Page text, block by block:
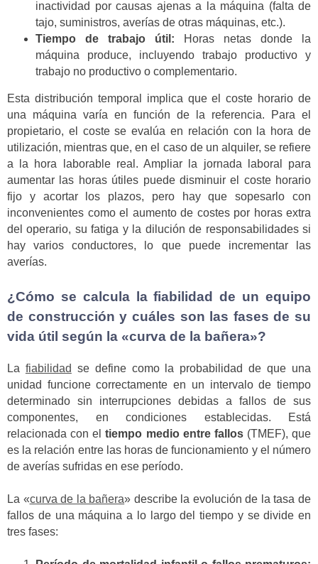
inactividad por causas ajenas a la máquina (falta de
tajo, suministros, averías de otras máquinas, etc.).
Tiempo de trabajo útil: Horas netas donde la
máquina produce, incluyendo trabajo productivo y
trabajo no productivo o complementario.
Esta distribución temporal implica que el coste horario de
una máquina varía en función de la referencia. Para el
propietario, el coste se evalúa en relación con la hora de
utilización, mientras que, en el caso de un alquiler, se refiere
a la hora laborable real. Ampliar la jornada laboral para
aumentar las horas útiles puede disminuir el coste horario
fijo y acortar los plazos, pero hay que sopesarlo con
inconvenientes como el aumento de costes por horas extra
del operario, su fatiga y la dilución de responsabilidades si
hay varios conductores, lo que puede incrementar las
averías.
¿Cómo se calcula la fiabilidad de un equipo
de construcción y cuáles son las fases de su
vida útil según la «curva de la bañera»?
La fiabilidad se define como la probabilidad de que una
unidad funcione correctamente en un intervalo de tiempo
determinado sin interrupciones debidas a fallos de sus
componentes, en condiciones establecidas. Está
relacionada con eltiempo medio entre fallos(TMEF), que
es la relación entre las horas de funcionamiento y el número
de averías sufridas en ese período.
La «curva de la bañera» describe la evolución de la tasa de
fallos de una máquina a lo largo del tiempo y se divide en
tres fases: